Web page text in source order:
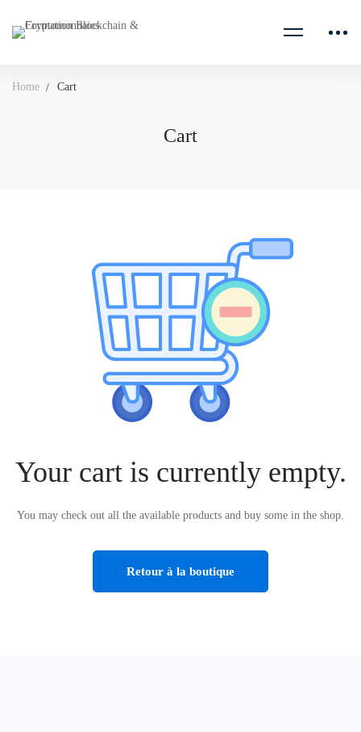
Home Cart
Cart
Your cart is currently empty.
You may check out all the available products and buy some in the shop.
Retour à la boutique